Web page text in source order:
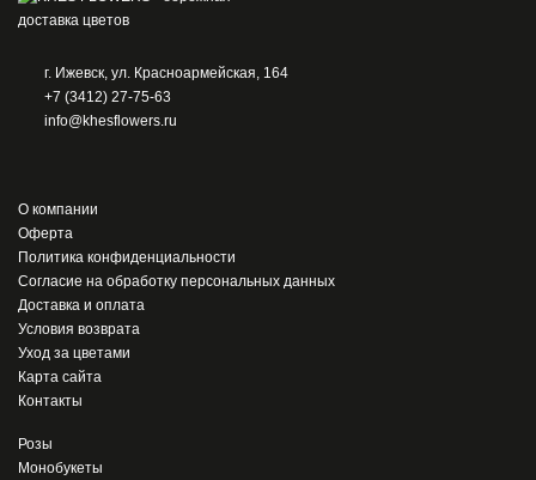
г. Ижевск, ул. Красноармейская, 164
+7 (3412) 27-75-63
info@khesflowers.ru
О компании
Оферта
Политика конфиденциальности
Согласие на обработку персональных данных
Доставка и оплата
Условия возврата
Уход за цветами
Карта сайта
Контакты
Розы
Монобукеты